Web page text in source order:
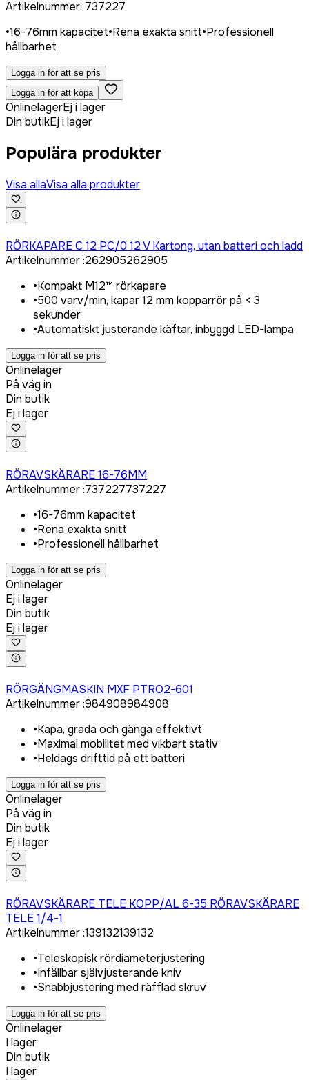
Artikelnummer: 737227
•16-76mm kapacitet•Rena exakta snitt•Professionell
hållbarhet
Logga in för att se pris
Logga in för att köpa
OnlinelagerEj i lager
Din butikEj i lager
Populära produkter
Visa allaVisa alla produkter
RÖRKAPARE C 12 PC/0 12 V Kartong, utan batteri och ladd
Artikelnummer:262905262905
•Kompakt M12™ rörkapare
•500 varv/min, kapar 12 mm kopparrör på < 3
sekunder
•Automatiskt justerande käftar, inbyggd LED-lampa
Logga in för att se pris
Onlinelager
På väg in
Din butik
Ej i lager
RÖRAVSKÄRARE 16-76MM
Artikelnummer:737227737227
•16-76mm kapacitet
•Rena exakta snitt
•Professionell hållbarhet
Logga in för att se pris
Onlinelager
Ej i lager
Din butik
Ej i lager
RÖRGÄNGMASKIN MXF PTRO2-601
Artikelnummer:984908984908
•Kapa, grada och gänga effektivt
•Maximal mobilitet med vikbart stativ
•Heldags drifttid på ett batteri
Logga in för att se pris
Onlinelager
På väg in
Din butik
Ej i lager
RÖRAVSKÄRARE TELE KOPP/AL 6-35 RÖRAVSKÄRARE
TELE 1/4-1
Artikelnummer:139132139132
•Teleskopisk rördiameterjustering
•Infällbar självjusterande kniv
•Snabbjustering med räfflad skruv
Logga in för att se pris
Onlinelager
I lager
Din butik
I lager